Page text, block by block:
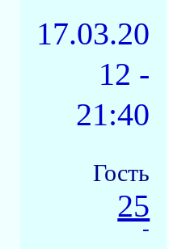
17.03.20
12 -
21:40
Гость
25
-